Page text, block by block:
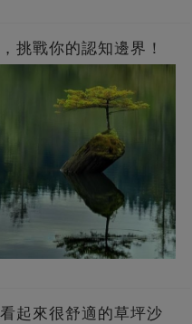
挑戰你的認知邊界！
起來很舒適的草坪沙